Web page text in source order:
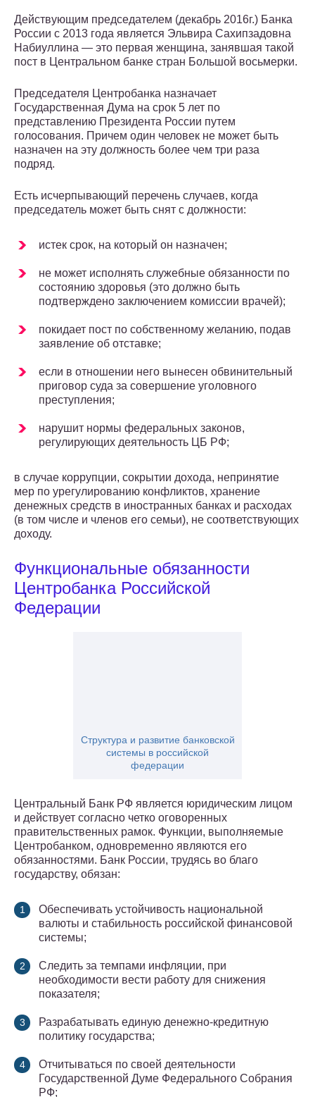
Действующим председателем (декабрь 2016г.) Банка
России с 2013 года является Эльвира Сахипзадовна
Набиуллина — это первая женщина, занявшая такой
пост в Центральном банке стран Большой восьмерки.
Председателя Центробанка назначает
Государственная Дума на срок 5 лет по
представлению Президента России путем
голосования. Причем один человек не может быть
назначен на эту должность более чем три раза
подряд.
Есть исчерпывающий перечень случаев, когда
председатель может быть снят с должности:
истек срок, на который он назначен;
не может исполнять служебные обязанности по
состоянию здоровья (это должно быть
подтверждено заключением комиссии врачей);
покидает пост по собственному желанию, подав
заявление об отставке;
если в отношении него вынесен обвинительный
приговор суда за совершение уголовного
преступления;
нарушит нормы федеральных законов,
регулирующих деятельность ЦБ РФ;
в случае коррупции, сокрытии дохода, непринятие
мер по урегулированию конфликтов, хранение
денежных средств в иностранных банках и расходах
(в том числе и членов его семьи), не соответствующих
доходу.
Функциональные обязанности
Центробанка Российской
Федерации
Структура и развитие банковской
системы в российской
федерации
Центральный Банк РФ является юридическим лицом
и действует согласно четко оговоренных
правительственных рамок. Функции, выполняемые
Центробанком, одновременно являются его
обязанностями. Банк России, трудясь во благо
государству, обязан:
Обеспечивать устойчивость национальной
валюты и стабильность российской финансовой
системы;
Следить за темпами инфляции, при
необходимости вести работу для снижения
показателя;
Разрабатывать единую денежно-кредитную
политику государства;
Отчитываться по своей деятельности
Государственной Думе Федерального Собрания
РФ;